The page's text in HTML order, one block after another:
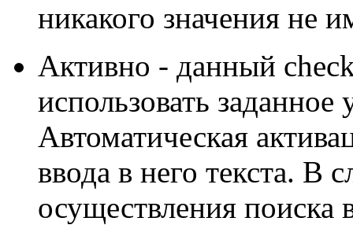
никакого значения не
Активно - данный
использовать
Автоматическая
ввода в него текста. В
осуществления поиска